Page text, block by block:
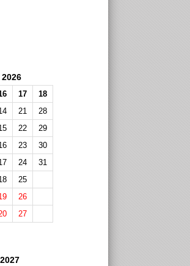
17
18
21
28
22
29
23
30
24
31
25
26
27